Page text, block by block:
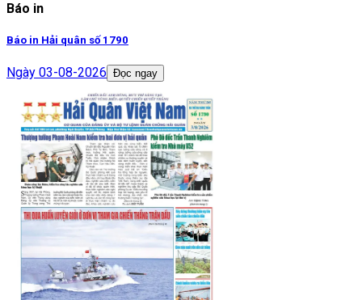
Báo in
Báo in Hải quân số 1790
Ngày 03-08-2026 Đọc ngay